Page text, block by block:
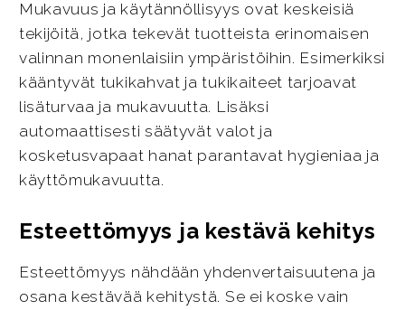
Mukavuus ja käytännöllisyys ovat keskeisiä
tekijöitä, jotka tekevät tuotteista erinomaisen
valinnan monenlaisiin ympäristöihin. Esimerkiksi
kääntyvät tukikahvat ja tukikaiteet tarjoavat
lisäturvaa ja mukavuutta. Lisäksi
automaattisesti säätyvät valot ja
kosketusvapaat hanat parantavat hygieniaa ja
käyttömukavuutta.
Esteettömyys ja kestävä kehitys
Esteettömyys nähdään yhdenvertaisuutena ja
osana kestävää kehitystä. Se ei koske vain